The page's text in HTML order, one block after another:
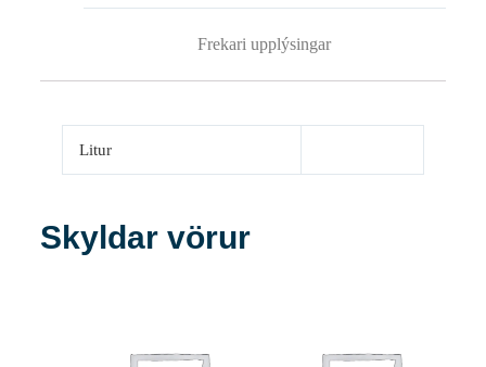
Frekari upplýsingar
Litur
Skyldar vörur